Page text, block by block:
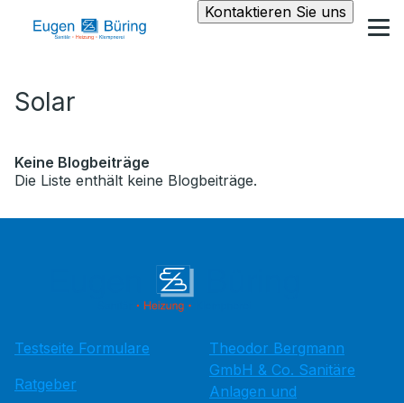
Kontaktieren Sie uns
Solar
Keine Blogbeiträge
Die Liste enthält keine Blogbeiträge.
Testseite Formulare
Ratgeber
Theodor Bergmann
GmbH & Co. Sanitäre
Anlagen und